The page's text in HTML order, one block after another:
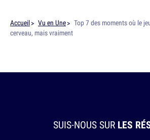
Accueil Vu en Une
Top 7 des moments où le
cerveau, mais vraiment
SUIS-NOUS SUR LES